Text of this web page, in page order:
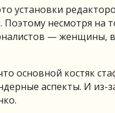
установки
несмотря на
— женщины,
основной костяк
аспекты. И из-